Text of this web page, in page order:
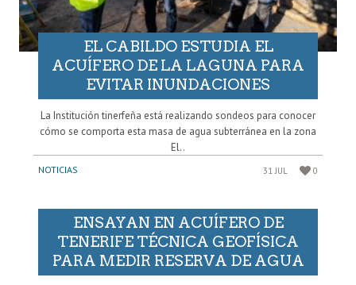
EL CABILDO ESTUDIA EL
ACUÍFERO DE LA LAGUNA PARA
EVITAR INUNDACIONES
La Institución tinerfeña está realizando sondeos para conocer
cómo se comporta esta masa de agua subterránea en la zona
El..
NOTICIAS 31 JUL 0
ENSAYAN EN ACUÍFERO DE
TENERIFE TÉCNICA GEOFÍSICA
PARA MEDIR RESERVA DE AGUA